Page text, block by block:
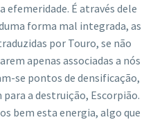
efemeridade. É através dele
forma mal integrada, as
por Touro, se não
apenas associadas a nós
se pontos de densificação,
a destruição, Escorpião.
bem esta energia, algo que